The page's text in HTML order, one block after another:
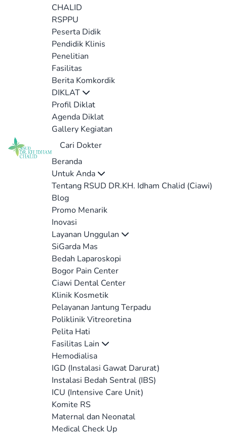
CHALID
RSPPU
Peserta Didik
Pendidik Klinis
Penelitian
Fasilitas
Berita Komkordik
DIKLAT
Profil Diklat
Agenda Diklat
Gallery Kegiatan
Cari Dokter
Beranda
Untuk Anda
Tentang RSUD DR.KH. Idham Chalid (Ciawi)
Blog
Promo Menarik
Inovasi
Layanan Unggulan
SiGarda Mas
Bedah Laparoskopi
Bogor Pain Center
Ciawi Dental Center
Klinik Kosmetik
Pelayanan Jantung Terpadu
Poliklinik Vitreoretina
Pelita Hati
Fasilitas Lain
Hemodialisa
IGD (Instalasi Gawat Darurat)
Instalasi Bedah Sentral (IBS)
ICU (Intensive Care Unit)
Komite RS
Maternal dan Neonatal
Medical Check Up